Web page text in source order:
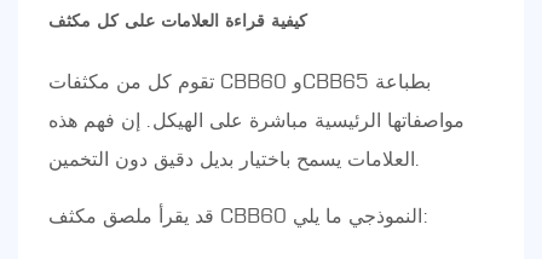
كيفية قراءة العلامات على كل مكثف
تقوم كل من مكثفات CBB60 وCBB65 بطباعة
مواصفاتها الرئيسية مباشرة على الهيكل. إن فهم هذه
العلامات يسمح باختيار بديل دقيق دون التخمين.
قد يقرأ ملصق مكثف CBB60 النموذجي ما يلي: